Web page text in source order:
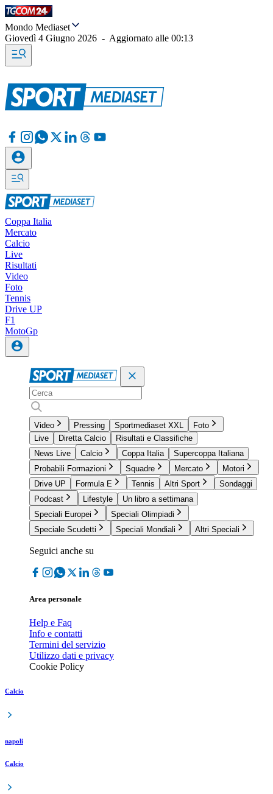
Mondo Mediaset
Giovedì 4 Giugno 2026 - Aggiornato alle 00:13
Coppa Italia
Mercato
Calcio
Live
Risultati
Video
Foto
Tennis
Drive UP
F1
MotoGp
Video Pressing Sportmediaset XXL
Foto
Live
Diretta Calcio
Risultati e Classifiche
News Live
Calcio Coppa Italia
Supercoppa Italiana
Probabili Formazioni
Squadre Mercato
Motori
Drive UP
Formula E Tennis Altri Sport
Sondaggi
Podcast
Lifestyle
Un libro a settimana
Speciali Europei
Speciali Olimpiadi
Speciale Scudetti
Speciali Mondiali Altri Speciali
Seguici anche su
Area personale
Help e Faq
Info e contatti
Termini del servizio
Utilizzo dati e privacy
Cookie Policy
Calcio
napoli
Calcio